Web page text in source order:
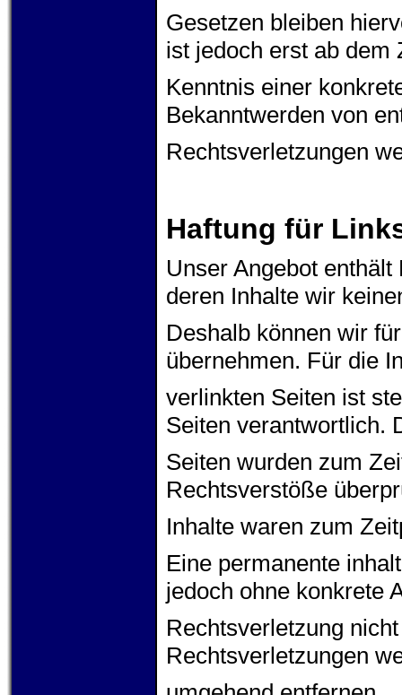
Gesetzen bleiben
ist jedoch erst ab dem
Kenntnis einer
Bekanntwerden von
Rechtsverletzungen
Haftung für
Unser Angebot
deren Inhalte wir
Deshalb können wir
übernehmen. Für die
verlinkten Seiten ist
Seiten verantwortlich.
Seiten wurden zum
Rechtsverstöße
Inhalte waren zum
Eine permanente
jedoch ohne konkrete
Rechtsverletzung
Rechtsverletzungen